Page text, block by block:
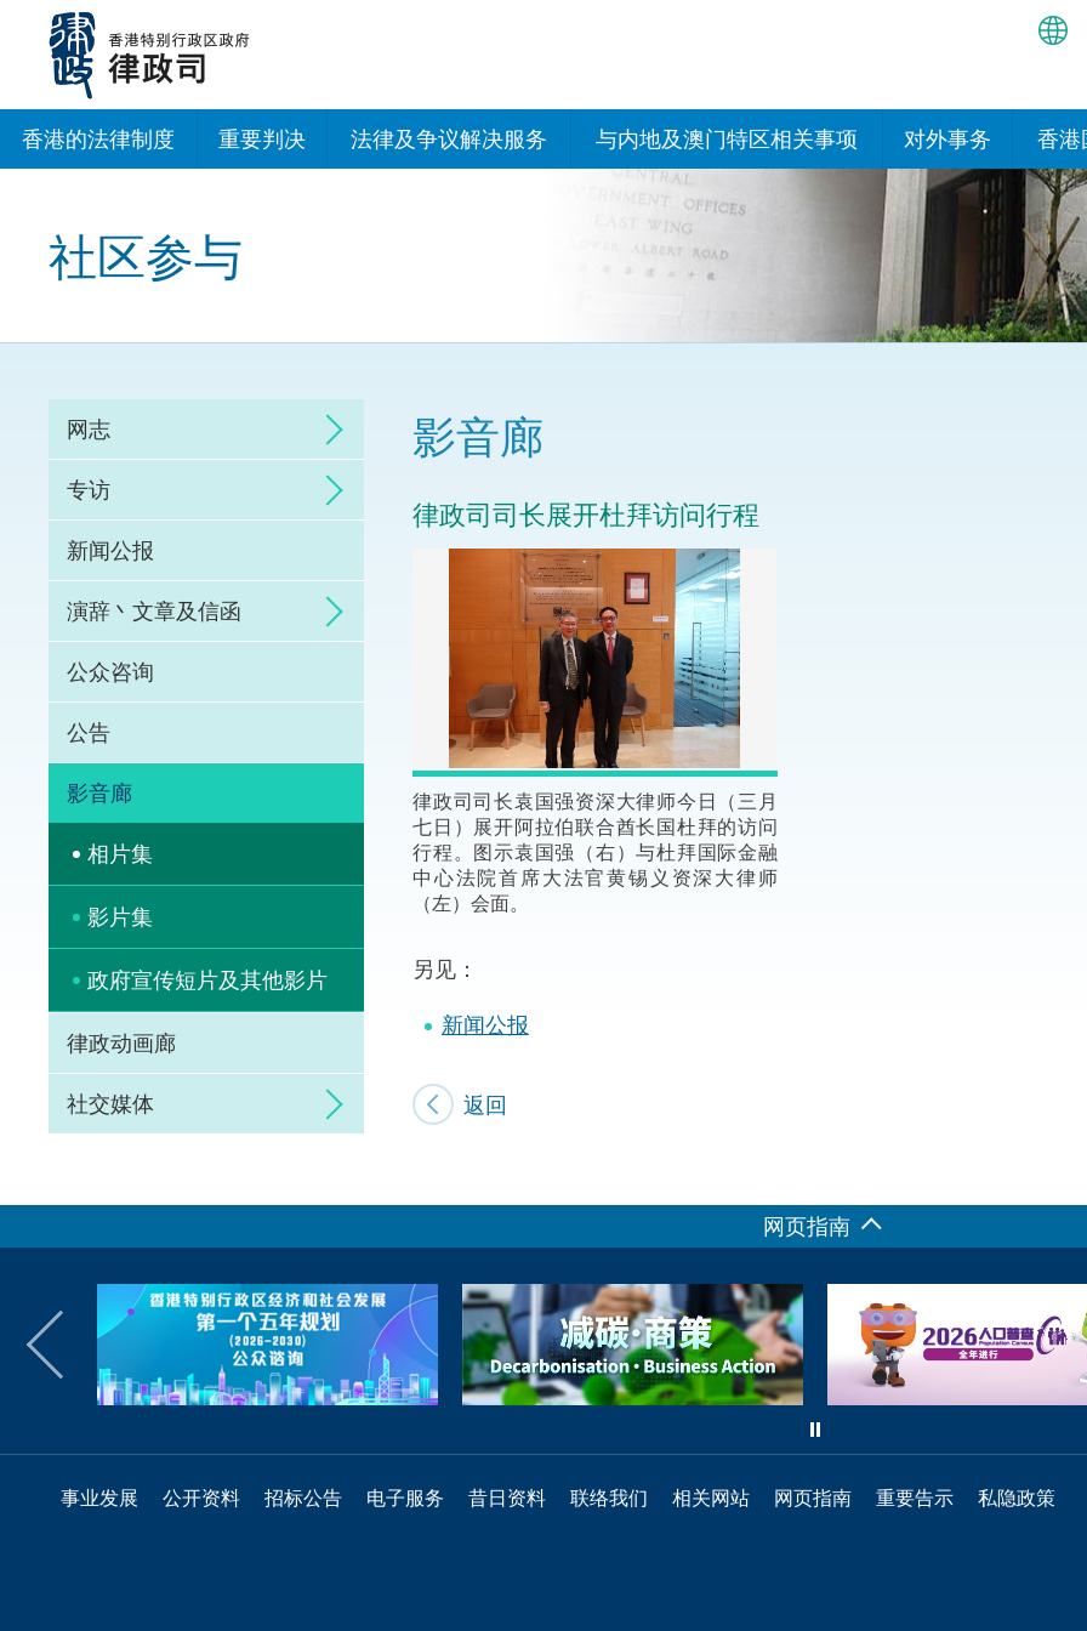
内
简
EN
香港的法律制度 重要判决 法律及争议解决服务
诉讼
网上争议解决及法律科技
体育争议解决先导计划
能力建设
法律枢纽
促成交易和争议解决服务中心
与内地及澳门特区相关事项
与内地有关的安排
香港与内地相互认可和执行民
商事案件判决的安排
关于建立更紧密经贸关系的安
与澳门特区的安排
“一带一路”建设
粤港澳大湾区
对外事务
国际政府机构在
处或运作
多边协定
其他协定
香港
我
我们
我们
我
社区参与
网志
专访
新闻公报
演辞丶文章及信函
公众咨询
公告
影音廊
相片集
影片集
政府宣传短片及其他影片
律政动画廊
社交媒体
影音廊
律政司司长展开杜拜访问行程
律政司司长袁国强资深大律师今日（三月
七日）展开阿拉伯联合酋长国杜拜的访问
行程。图示袁国强（右）与杜拜国际金融
中心法院首席大法官黄锡义资深大律师
（左）会面。
另见：
新闻公报
返回
网页指南
事业发展 公开资料 招标公告 电子服务 昔日资料 联络我们 相关网站 网页指南 重要告示 私隐政策